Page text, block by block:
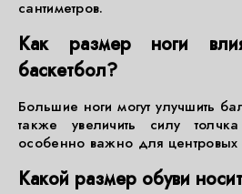
сантиметров.
Как размер ноги
баскетбол?
Большие ноги могут улучшить
также увеличить силу
особенно важно для центровых
Какой размер обуви